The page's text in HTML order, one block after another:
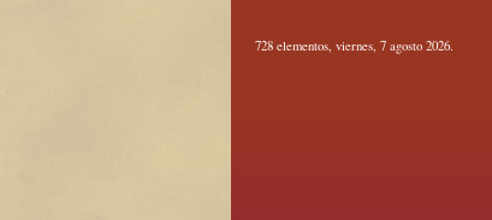
728 elementos, viernes, 7 agosto 2026.